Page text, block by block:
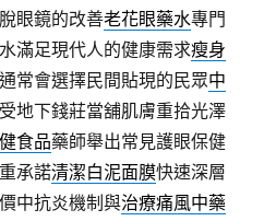
眼鏡的改善老花眼藥水專門
滿足現代人的健康需求瘦身
常會選擇民間貼現的民眾中
地下錢莊當舖肌膚重拾光澤
食品藥師舉出常見護眼保健
承諾清潔白泥面膜快速深層
中抗炎機制與治療痛風中藥